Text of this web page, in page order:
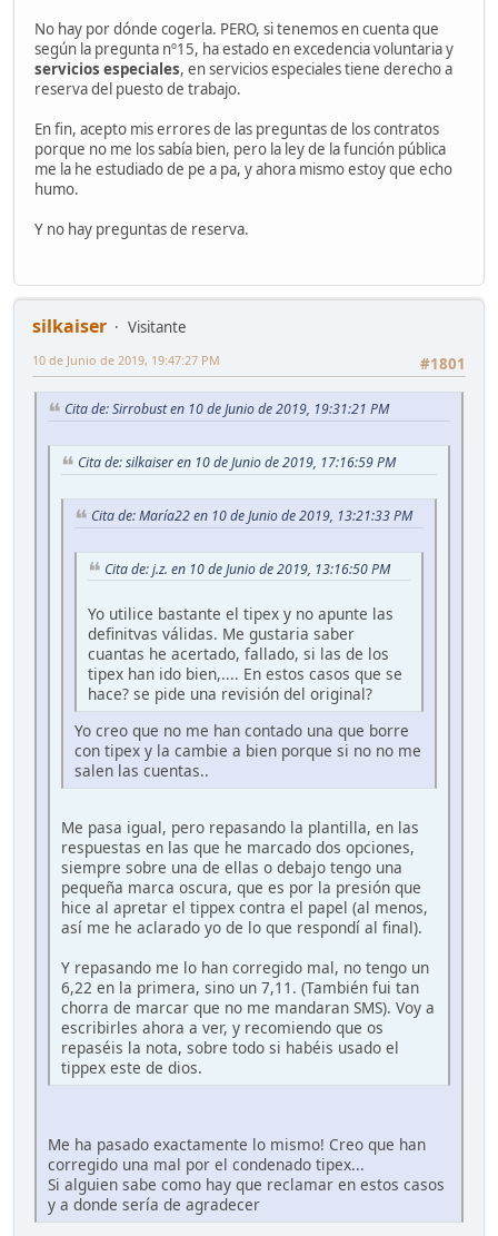
No hay por dónde cogerla. PERO, si tenemos en cuenta que
según la pregunta nº15, ha estado en excedencia voluntaria y
servicios especiales, en servicios especiales tiene derecho a
reserva del puesto de trabajo.
En fin, acepto mis errores de las preguntas de los contratos
porque no me los sabía bien, pero la ley de la función pública
me la he estudiado de pe a pa, y ahora mismo estoy que echo
humo.
Y no hay preguntas de reserva.
silkaiser
Visitante
#1801
10 de Junio de 2019, 19:47:27 PM
Cita de: Sirrobust en 10 de Junio de 2019, 19:31:21 PM
Cita de: silkaiser en 10 de Junio de 2019, 17:16:59 PM
Cita de: María22 en 10 de Junio de 2019, 13:21:33 PM
Cita de: j.z. en 10 de Junio de 2019, 13:16:50 PM
Yo utilice bastante el tipex y no apunte las
definitvas válidas. Me gustaria saber
cuantas he acertado, fallado, si las de los
tipex han ido bien,.... En estos casos que se
hace? se pide una revisión del original?
Yo creo que no me han contado una que borre
con tipex y la cambie a bien porque si no no me
salen las cuentas..
Me pasa igual, pero repasando la plantilla, en las
respuestas en las que he marcado dos opciones,
siempre sobre una de ellas o debajo tengo una
pequeña marca oscura, que es por la presión que
hice al apretar el tippex contra el papel (al menos,
así me he aclarado yo de lo que respondí al final).
Y repasando me lo han corregido mal, no tengo un
6,22 en la primera, sino un 7,11. (También fui tan
chorra de marcar que no me mandaran SMS). Voy a
escribirles ahora a ver, y recomiendo que os
repaséis la nota, sobre todo si habéis usado el
tippex este de dios.
Me ha pasado exactamente lo mismo! Creo que han
corregido una mal por el condenado tipex...
Si alguien sabe como hay que reclamar en estos casos
y a donde sería de agradecer